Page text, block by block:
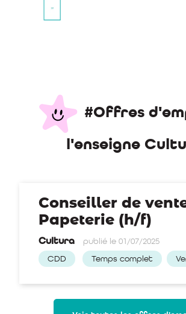
#Offres
l'enseigne
Conseiller de
Papeterie (h/f)
Cultura
publié le 01/07/2025
CDD
Temps complet